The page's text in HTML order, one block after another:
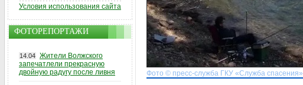
Фото © пресс-служба ГКУ «Служба спасения»
Условия использования сайта
ФОТОРЕПОРТАЖИ
14.04 Жители Волжского
запечатлели прекрасную
двойную радугу после ливня